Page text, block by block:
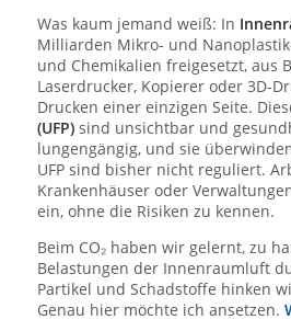
Was kaum jemand weiß: In
Milliarden Mikro- und
und Chemikalien freigesetzt, aus
Laserdrucker, Kopierer oder 3D-
Drucken einer einzigen Seite.
(UFP) sind unsichtbar und
lungengängig, und sie
UFP sind bisher nicht reguliert.
Krankenhäuser oder
ein, ohne die Risiken zu kennen.
Beim CO₂ haben wir gelernt, zu
Belastungen der Innenraumluft
Partikel und Schadstoffe hinken
Genau hier möchte ich ansetzen.